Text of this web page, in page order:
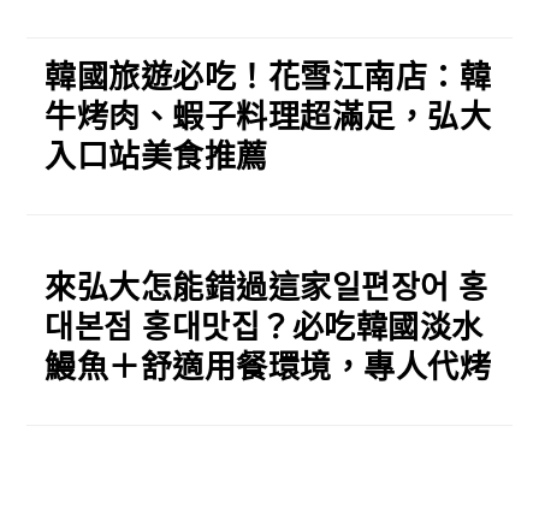
韓國旅遊必吃！花雪江南店：韓
牛烤肉、蝦子料理超滿足，弘大
入口站美食推薦
來弘大怎能錯過這家일편장어 홍
대본점 홍대맛집？必吃韓國淡水
鰻魚＋舒適用餐環境，專人代烤